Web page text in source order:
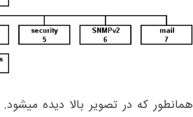
همانطور که در تصویر بالا دیده